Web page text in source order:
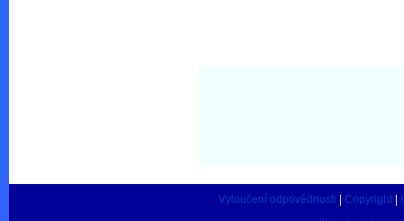
Vyloučení odpovědnosti Copyright